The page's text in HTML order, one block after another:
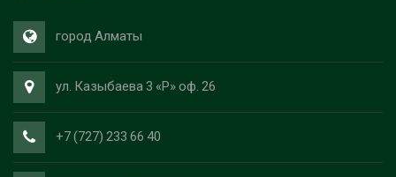
город Алматы
ул. Казыбаева 3 «Р» оф. 26
+7 (727) 233 66 40